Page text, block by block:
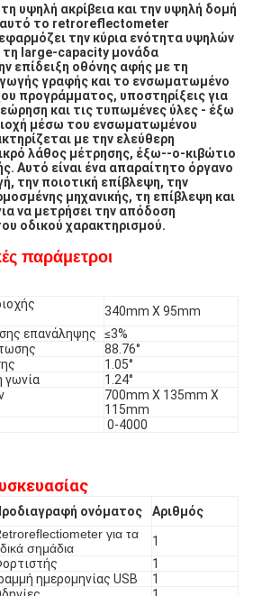
υψηλή ακρίβεια και την υψηλή δομή
το retroreflectometer
την κύρια ενότητα υψηλών
large-capacity μονάδα
επίδειξη οθόνης αφής με τη
γραφής και το ενσωματωμένο
προγράμματος, υποστηρίξεις για
και τις τυπωμένες ύλες - έξω
μέσω του ενσωματωμένου
με την ελεύθερη
λάθος μέτρησης, έξω--ο-κιβώτιο
Αυτό είναι ένα απαραίτητο όργανο
την ποιοτική επίβλεψη, την
μηχανικής, τη επίβλεψη και
να μετρήσει την απόδοση
οδικού χαρακτηρισμού.
παράμετροι
340mm X 95mm
επανάληψης
≤3%
88.76°
1.05°
γωνία
1.24°
700mm X 135mm X
115mm
0-4000
ονόματος Αριθμός
για τα
σημάδια
1
1
ημερομηνίας USB
1